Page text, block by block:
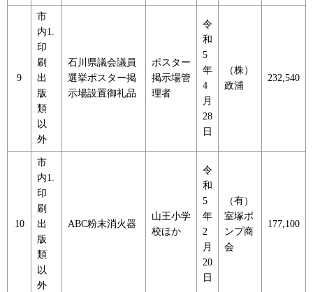
9
市
内1.
印
刷
出
版
類
以
外
石川県議会議員
選挙ポスター掲
示場設置御礼品
ポスター
掲示場管
理者
令
和
5
年
4
月
28
日
（株）
政浦
232,540
10
市
内1.
印
刷
出
版
類
以
外
ABC粉末消火器
山王小学
校ほか
令
和
5
年
2
月
20
日
（有）
室塚ポ
ンプ商
会
177,100